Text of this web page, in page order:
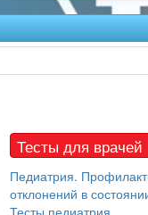
Тесты для врачей
Педиатрия.
отклонений в
Тесты педиатрия